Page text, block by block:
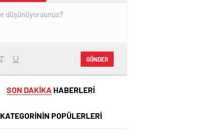
GÖNDER
SON DAKİKA HABERLERİ
KATEGORİNİN POPÜLERLERİ